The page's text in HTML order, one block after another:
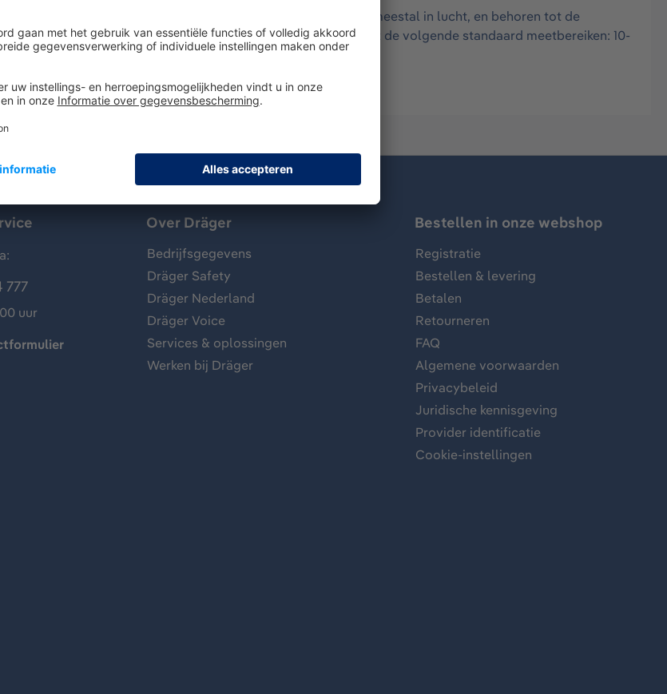
gebruikt voor het meten van gassen, dampen en aerosolen, meestal in lucht, en behoren tot de
wordt gebruikt voor de detectie van zwavelwaterstof en heeft de volgende standaard meetbereiken: 10-
777
uur
Over Dräger
Bedrijfsgegevens
Dräger Safety
Dräger Nederland
Dräger Voice
Services & oplossingen
Werken bij Dräger
Bestellen in onze webshop
Registratie
Bestellen & levering
Betalen
Retourneren
FAQ
Algemene voorwaarden
Privacybeleid
Juridische kennisgeving
Provider identificatie
Cookie-instellingen